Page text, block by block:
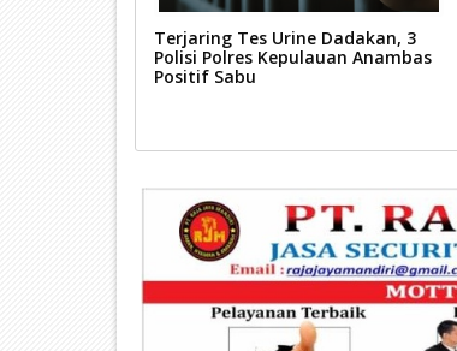
Terjaring Tes Urine Dadakan, 3
Polisi Polres Kepulauan Anambas
Positif Sabu